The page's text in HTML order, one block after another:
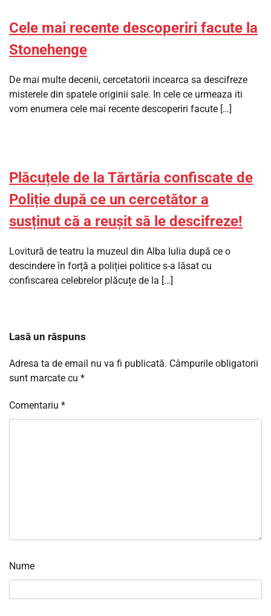
Cele mai recente descoperiri facute la
Stonehenge
De mai multe decenii, cercetatorii incearca sa descifreze
misterele din spatele originii sale. In cele ce urmeaza iti
vom enumera cele mai recente descoperiri facute […]
Plăcuțele de la Tărtăria confiscate de
Poliție după ce un cercetător a
susținut că a reușit să le descifreze!
Lovitură de teatru la muzeul din Alba Iulia după ce o
descindere în forță a poliției politice s-a lăsat cu
confiscarea celebrelor plăcuțe de la […]
Lasă un răspuns
Adresa ta de email nu va fi publicată. Câmpurile obligatorii
sunt marcate cu *
Comentariu *
Nume